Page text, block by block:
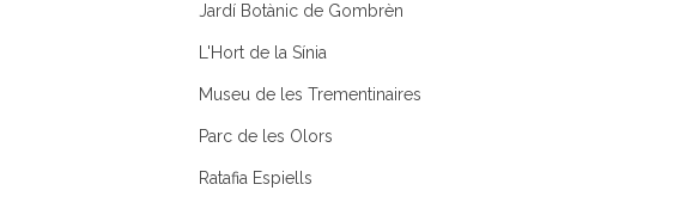
Jardí Botànic de Gombrèn
L'Hort de la Sínia
Museu de les Trementinaires
Parc de les Olors
Ratafia Espiells